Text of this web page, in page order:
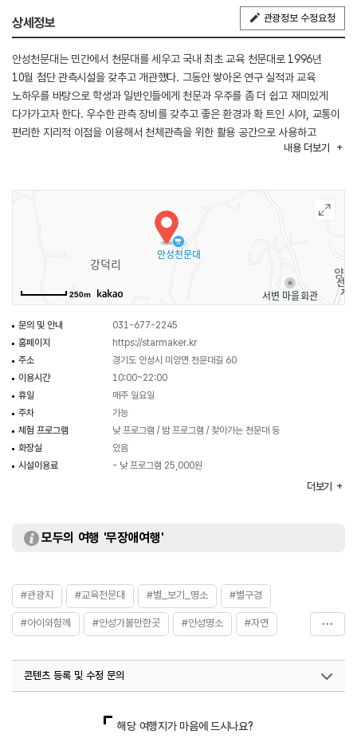
상세정보 관광정보 수정요청
안성천문대는 민간에서 천문대를 세우고 국내 최초 교육 천문대로 1996년
10월 첨단 관측시설을 갖추고 개관했다. 그동안 쌓아온 연구 실적과 교육
노하우를 바탕으로 학생과 일반인들에게 천문과 우주를 좀 더 쉽고 재미있게
다가가고자 한다. 우수한 관측 장비를 갖추고 좋은 환경과 확 트인 시야, 교통이
편리한 지리적 이점을 이용해서 천체관측을 위한 활용 공간으로 사용하고
천문과 우주에 대한 청소년들의 교육 공간으로 쓰이며, 일반 천문 동호회나 과학
프로그램으로는 태양에 대해 알아보는 낮 프로그램과 별과 우주에 대해 배우는
밤 프로그램, 찾아가는 천문대 등이 있다.
내용 더보기
250m
문의 및 안내
031-677-2245
홈페이지
https://starmaker.kr
주소
경기도 안성시 미양면 천문대길 60
이용시간
10:00~22:00
휴일
매주 일요일
주차
가능
체험 프로그램
낮 프로그램 / 밤 프로그램 / 찾아가는 천문대 등
화장실
있음
시설이용료
- 낮 프로그램 25,000원
더보기
모두의 여행 '무장애여행'
#관광지 #교육천문대 #별_보기_명소 #별구경
#아이와함께 #안성가볼만한곳 #안성명소 #자연
콘텐츠 등록 및 수정 문의
해당 여행지가 마음에 드시나요?